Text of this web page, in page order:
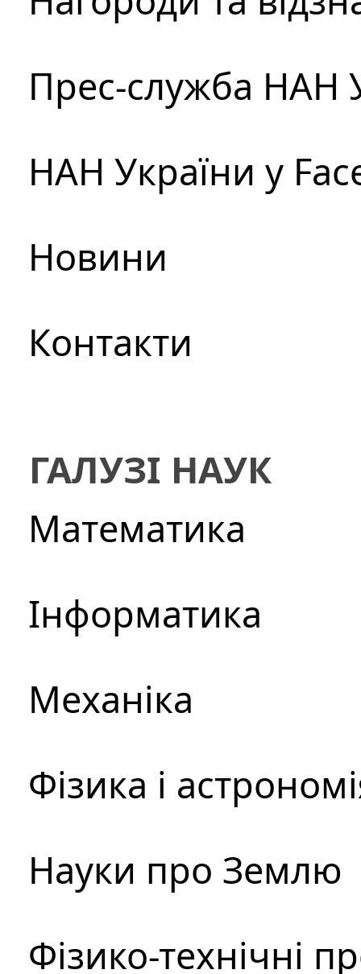
Прес-служба НАН
НАН України у
Новини
Контакти
ГАЛУЗІ НАУК
Математика
Інформатика
Механіка
Фізика і
Науки про Землю
Фізико-технічні